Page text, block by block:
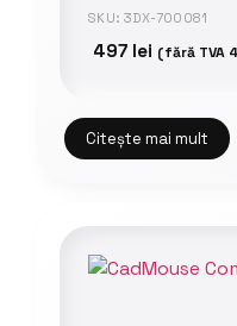
SKU: 3DX-700081
497 lei (fără TVA
Citește mai mult